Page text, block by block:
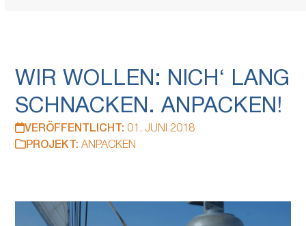
WIR WOLLEN: NICH‘ LANG
SCHNACKEN. ANPACKEN!
VERÖFFENTLICHT: 01. JUNI 2018
PROJEKT: ANPACKEN